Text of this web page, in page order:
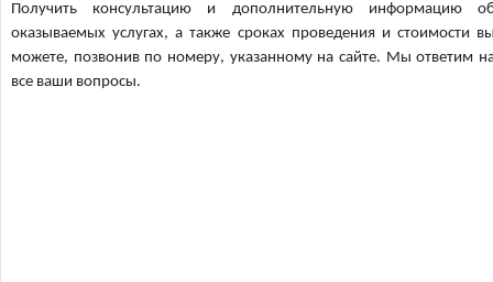
Получить консультацию и дополнительную информацию
оказываемых услугах, а также сроках проведения и стоимости
можете, позвонив по номеру, указанному на сайте. Мы ответим
все ваши вопросы.